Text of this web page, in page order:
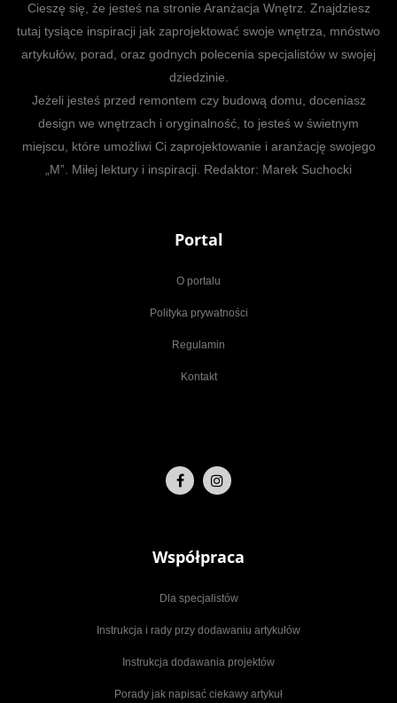
Cieszę się, że jesteś na stronie Aranżacja Wnętrz. Znajdziesz
tutaj tysiące inspiracji jak zaprojektować swoje wnętrza, mnóstwo
artykułów, porad, oraz godnych polecenia specjalistów w swojej
dziedzinie.
Jeżeli jesteś przed remontem czy budową domu, doceniasz
design we wnętrzach i oryginalność, to jesteś w świetnym
miejscu, które umożliwi Ci zaprojektowanie i aranżację swojego
„M”. Miłej lektury i inspiracji. Redaktor: Marek Suchocki
Portal
O portalu
Polityka prywatności
Regulamin
Kontakt
Współpraca
Dla specjalistów
Instrukcja i rady przy dodawaniu artykułów
Instrukcja dodawania projektów
Porady jak napisać ciekawy artykuł